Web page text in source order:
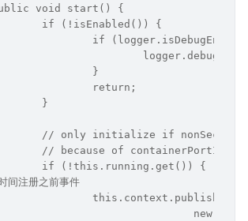
void start() {
		if (!isEnabled()) {
if
			}
			return;
		}
// only initialize if
// because of
		if (!this.running.get()) {
注册之前事件
new